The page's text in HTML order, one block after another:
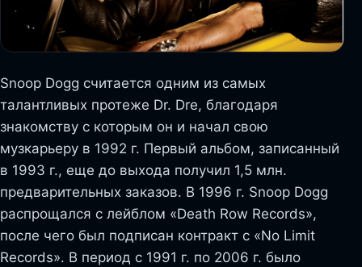
Snoop Dogg считается одним из самых
талантливых протеже Dr. Dre, благодаря
знакомству с которым он и начал свою
музкарьеру в 1992 г. Первый альбом, записанный
в 1993 г., еще до выхода получил 1,5 млн.
предварительных заказов. В 1996 г. Snoop Dogg
распрощался с лейблом «Death Row Records»,
после чего был подписан контракт с «No Limit
Records». В период с 1991 г. по 2006 г. было